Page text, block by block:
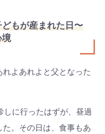
もが産まれた日〜
境
よあれよと父となった
しに行ったはずが、昼過
。その日は、食事もあ
#0歳
#母乳